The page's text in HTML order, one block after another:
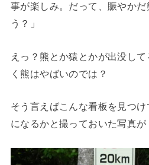
事が楽しみ。だって、賑やかだ
う？」
えっ？熊とか猿とかが出没し
く熊はやばいのでは？
そう言えばこんな看板を見つ
になるかと撮っておいた写真が